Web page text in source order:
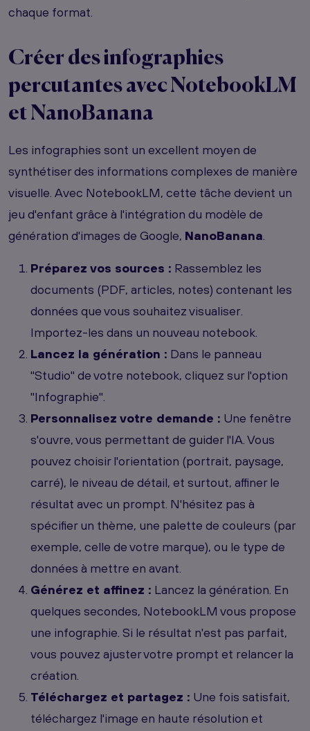
chaque format.
Créer des infographies
percutantes avec NotebookLM
et NanoBanana
Les infographies sont un excellent moyen de
synthétiser des informations complexes de manière
visuelle. Avec NotebookLM, cette tâche devient un
jeu d'enfant grâce à l'intégration du modèle de
génération d'images de Google, NanoBanana.
Préparez vos sources : Rassemblez les
documents (PDF, articles, notes) contenant les
données que vous souhaitez visualiser.
Importez-les dans un nouveau notebook.
Lancez la génération : Dans le panneau
"Studio" de votre notebook, cliquez sur l'option
"Infographie".
Personnalisez votre demande : Une fenêtre
s'ouvre, vous permettant de guider l'IA. Vous
pouvez choisir l'orientation (portrait, paysage,
carré), le niveau de détail, et surtout, affiner le
résultat avec un prompt. N'hésitez pas à
spécifier un thème, une palette de couleurs (par
exemple, celle de votre marque), ou le type de
données à mettre en avant.
Générez et affinez : Lancez la génération. En
quelques secondes, NotebookLM vous propose
une infographie. Si le résultat n'est pas parfait,
vous pouvez ajuster votre prompt et relancer la
création.
Téléchargez et partagez : Une fois satisfait,
téléchargez l'image en haute résolution et